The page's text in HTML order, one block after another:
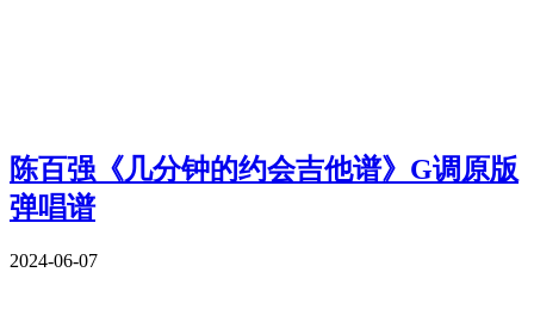
陈百强《几分钟的约会吉他谱》G调原版
弹唱谱
2024-06-07